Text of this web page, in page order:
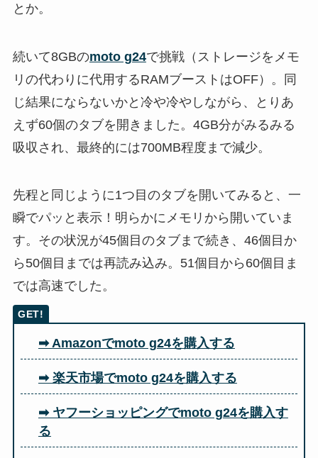
とか。
続いて8GBのmoto g24で挑戦（ストレージをメモ
リの代わりに代用するRAMブーストはOFF）。同
じ結果にならないかと冷や冷やしながら、とりあ
えず60個のタブを開きました。4GB分がみるみる
吸収され、最終的には700MB程度まで減少。
先程と同じように1つ目のタブを開いてみると、一
瞬でパッと表示！明らかにメモリから開いていま
す。その状況が45個目のタブまで続き、46個目か
ら50個目までは再読み込み。51個目から60個目ま
では高速でした。
➡ Amazonでmoto g24を購入する
➡ 楽天市場でmoto g24を購入する
➡ ヤフーショッピングでmoto g24を購入す
る